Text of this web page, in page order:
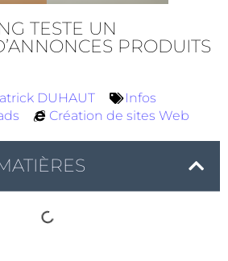
TESTE UN
PRODUITS
DUHAUT
Infos
Création de sites Web